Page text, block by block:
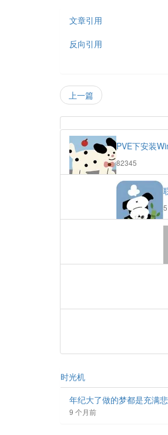
文章引用
反向引用
上一篇
PVE下安装
浏
览
次
数:
82345
时光机
年纪大了做的梦都是充满悲
9 个月前